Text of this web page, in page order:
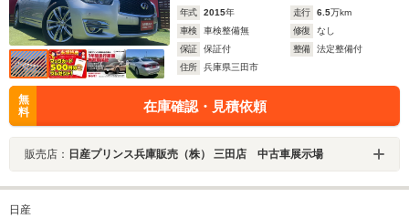
年式 2015年 走行 6.5万km
車検
車検整備無 修復
なし
保証
保証付 整備
法定整備付
住所
兵庫県三田市
無
料
在庫確認・見積依頼
販売店： 日産プリンス兵庫販売（株） 三田店 中古車展示場
日産